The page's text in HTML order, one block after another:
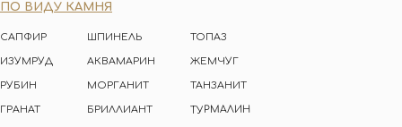
ПО ВИДУ КАМНЯ
САПФИР
ИЗУМРУД
ШПИНЕЛЬ
РУБИН
АКВАМАРИН
МОРГАНИТ
ГРАНАТ БРИЛЛИАНТ
ТОПАЗ
ЖЕМЧУГ
ТУРМАЛИН
ТАНЗАНИТ